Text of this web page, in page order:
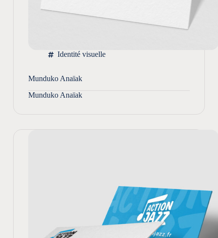
Identité visuelle
Munduko Anaïak
Munduko Anaïak